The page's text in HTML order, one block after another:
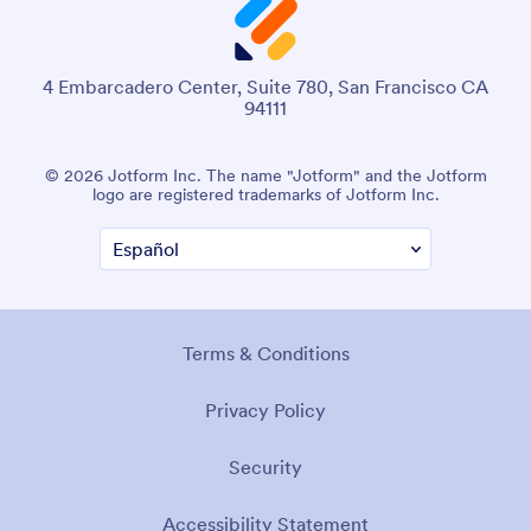
4 Embarcadero Center, Suite 780, San Francisco CA
94111
© 2026 Jotform Inc. The name "Jotform" and the Jotform
logo are registered trademarks of Jotform Inc.
Terms & Conditions
Privacy Policy
Security
Accessibility Statement